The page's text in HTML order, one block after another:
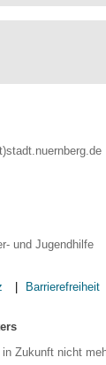
und Jugendhilfe
Barrierefreiheit
Zukunft nicht